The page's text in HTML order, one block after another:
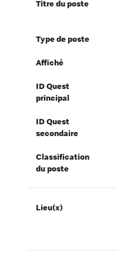
Titre du poste
Type de poste
Affiché
ID Quest
principal
ID Quest
secondaire
Classification
du poste
Lieu(x)